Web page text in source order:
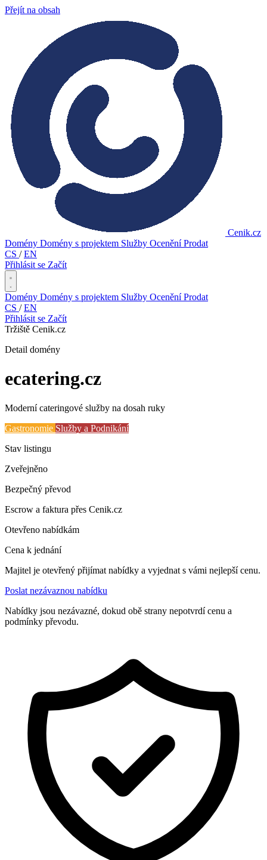
Přejít na obsah
Cenik.cz
Domény Domény s projektem Služby OceněníProdat
CS / EN
Přihlásit se Začít
Domény Domény s projektem Služby OceněníProdat
CS / EN
Přihlásit se Začít
Tržiště Cenik.cz
Detail domény
ecatering.cz
Moderní cateringové služby na dosah ruky
Gastronomie Služby a Podnikání
Stav listingu
Zveřejněno
Bezpečný převod
Escrow a faktura přes Cenik.cz
Otevřeno nabídkám
Cena k jednání
Majitel je otevřený přijímat nabídky a vyjednat s vámi nejlepší cenu.
Poslat nezávaznou nabídku
Nabídky jsou nezávazné, dokud obě strany nepotvrdí cenu a
podmínky převodu.